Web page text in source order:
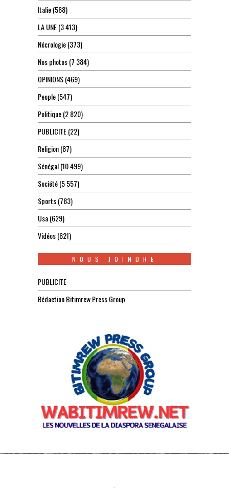
Italie(568)
LA UNE(3 413)
Nécrologie(373)
Nos photos(7 384)
OPINIONS(469)
People(547)
Politique(2 820)
PUBLICITE(22)
Religion(87)
Sénégal(10 499)
Société(5 557)
Sports(783)
Usa(629)
Vidéos(621)
NOUS JOINDRE
PUBLICITE
Rédaction Bitimrew Press Group